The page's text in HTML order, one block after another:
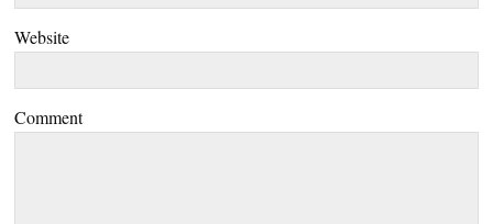
Website
Comment